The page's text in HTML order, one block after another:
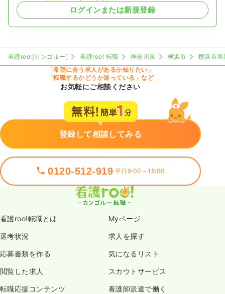
ログインまたは新規登録
看護roo![カンゴルー] 看護roo! 転職 神奈川県 横浜市
横浜市旭
「希望に合う求人があるか知りたい」
「転職するかどうか迷っている」など
お気軽にご相談ください
登録して相談してみる
0120-512-919 平日9:00～18:00
看護roo!転職とは Myページ
選考状況 求人を探す
応募書類を作る 気になるリスト
閲覧した求人 スカウトサービス
転職応援コンテンツ 看護師派遣で働く